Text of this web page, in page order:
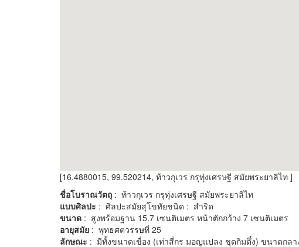
[16.4880015, 99.520214, ท้าวกุเวร กรุทุ่งเศรษฐี สมัยพระยาลิไท ]
ชื่อโบราณวัตถุ : ท้าวกุเวร กรุทุ่งเศรษฐี สมัยพระยาลิไท
แบบศิลปะ : ศิลปะสมัยสุโขทัยชนิด : สำริด
ขนาด : สูงพร้อมฐาน 15.7 เซนติเมตร หน้าตักกว้าง 7 เซนติเมตร
อายุสมัย : พุทธศตวรรษที่ 25
ลักษณะ : มีทั้งขนาดเขื่อง (เท่าสี่กร มอญแปลง ชุดกิมตึ๋ง) ขนาดกล